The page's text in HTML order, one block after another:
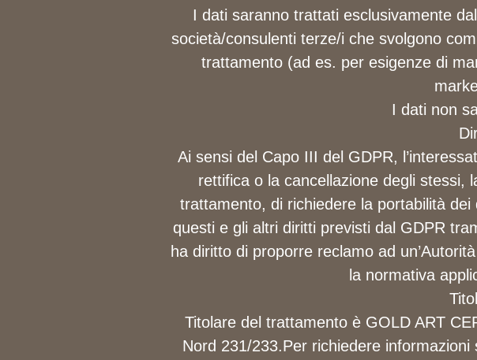
I dati saranno trattati esclusivamente
società/consulenti terze/i che svolgono
trattamento (ad es. per esigenze di
I dati non
Ai sensi del Capo III del GDPR,
rettifica o la cancellazione degli stessi,
trattamento, di richiedere la portabilità
questi e gli altri diritti previsti dal GDPR
ha diritto di proporre reclamo ad
la normativa
Titolare del trattamento è GOLD ART
Nord 231/233.Per richiedere